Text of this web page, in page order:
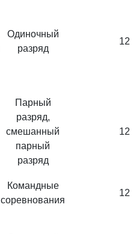
Одиночный
разряд
12
Парный
разряд,
смешанный
парный
разряд
12
Командные
соревнования
12